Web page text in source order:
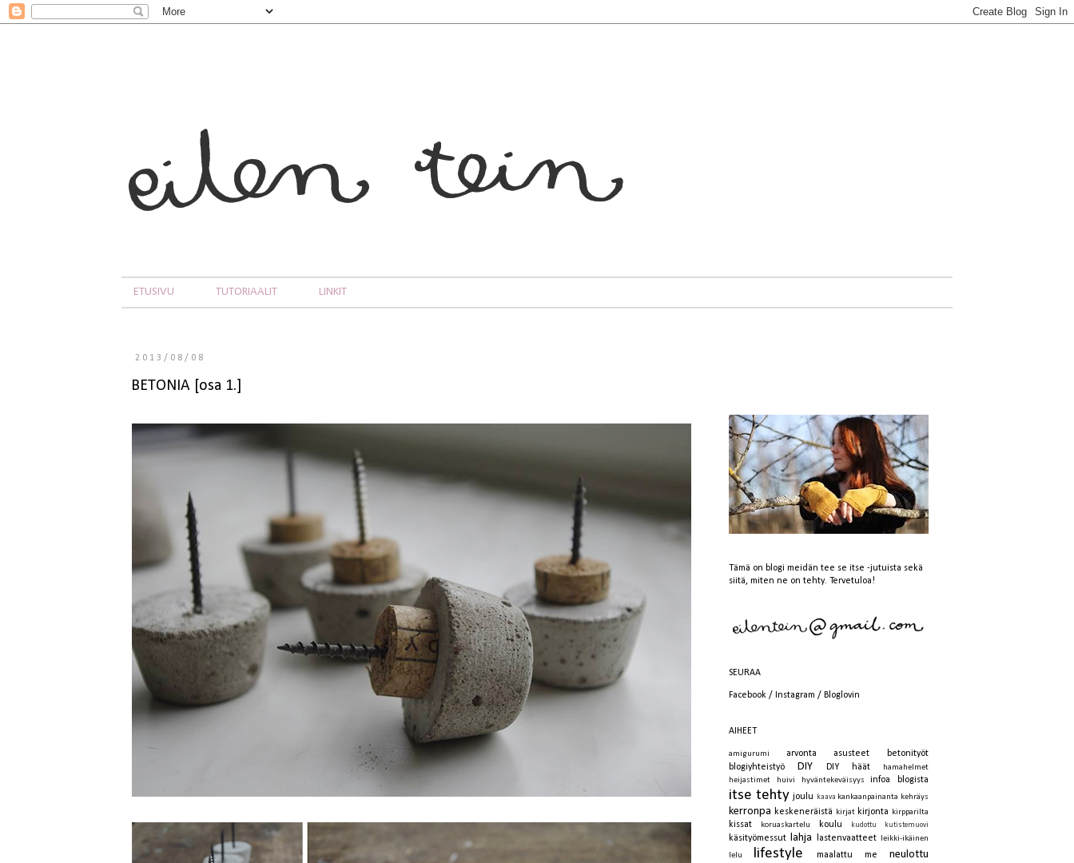
ETUSIVU TUTORIAALIT LINKIT
2013/08/08
BETONIA [osa 1.]
Tämä on blogi meidän tee se itse -jutuista sekä
siitä, miten ne on tehty. Tervetuloa!
SEURAA
Facebook / Instagram / Bloglovin
AIHEET
amigurumi arvonta asusteet
betonityöt
blogiyhteistyö
DIY DIY häät
hamahelmet
heijastimet
huivi hyväntekeväisyys infoa blogista
itse tehty joulu kaava kankaanpainanta kehräys
kerronpa keskeneräistä kirjat kirjonta kirpparilta
kissat koruaskartelu koulu kudottu kutistemuovi
käsityömessut lahja lastenvaatteet
leikki-ikäinen
lelu
lifestyle maalattu me neulottu